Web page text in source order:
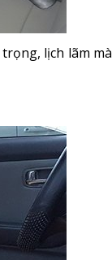
lịch lãm mà